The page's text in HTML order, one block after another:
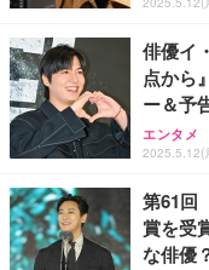
俳優イ
点から
ー＆予
エンタメ
2025.5.12(
第61回
賞を受
な俳優